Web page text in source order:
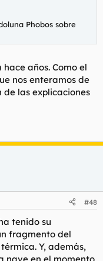
Phobos sobre
años. Como el
nos enteramos de
de las explicaciones
#48
tenido su
fragmento del
Y, además,
nave en el momento